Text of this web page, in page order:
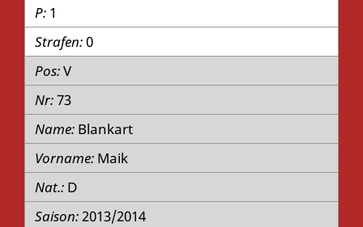
1
0
V
73
Blankart
Maik
D
2013/2014